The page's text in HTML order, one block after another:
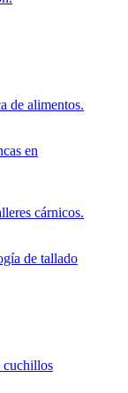
de alimentos.
en
cárnicos.
de tallado
cuchillos